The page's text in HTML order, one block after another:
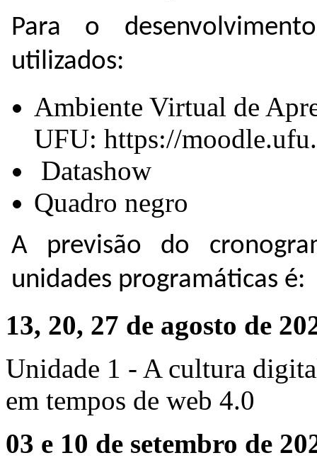
Para o
utilizados:
Ambiente Virtual de
UFU: https://
Datashow
Quadro negro
A previsão do
unidades programáticas é:
13, 20, 27 de agosto de
Unidade 1 - A cultura
em tempos de web 4.0
03 e 10 de setembro de